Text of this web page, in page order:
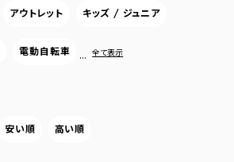
アウトレット キッズ / ジュニア
電動自転車 … 全て表示
安い順 高い順